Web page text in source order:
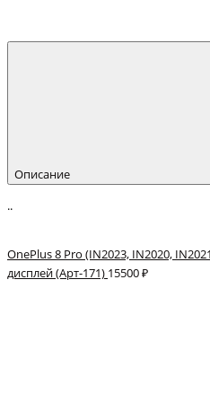
Описание
..
OnePlus 8 Pro (IN2023, IN2020,
дисплей (Арт-171) 15500 ₽